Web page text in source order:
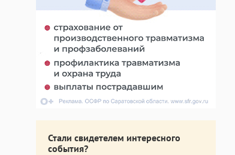
Стали свидетелем интересного
события?